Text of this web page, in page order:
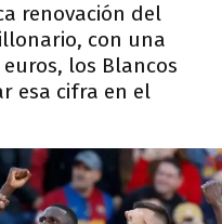
renovación del
con una
los Blancos
esa cifra en el